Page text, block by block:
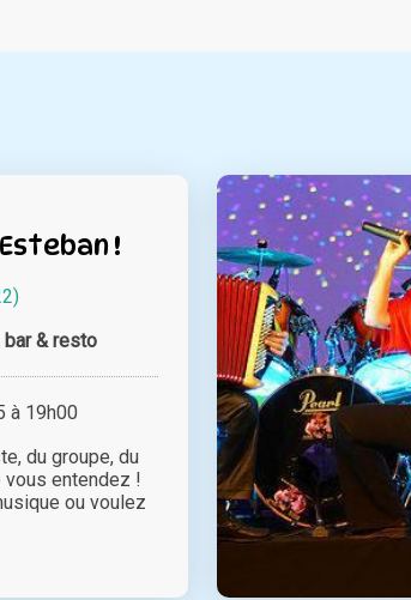
!
bar & resto
à 19h00
du groupe, du
vous entendez !
ou voulez